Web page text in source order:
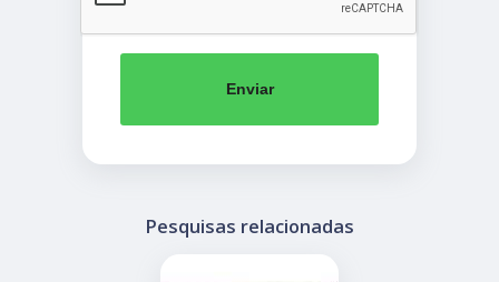
Enviar
Pesquisas relacionadas